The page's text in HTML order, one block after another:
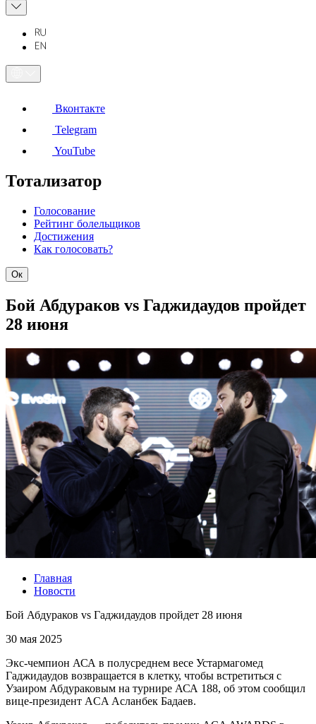
Вконтакте
Telegram
YouTube
Тотализатор
Голосование
Рейтинг болельщиков
Достижения
Как голосовать?
Ок
Бой Абдураков vs Гаджидаудов пройдет
28 июня
Главная
Новости
Бой Абдураков vs Гаджидаудов пройдет 28 июня
30 мая 2025
Экс-чемпион АСА в полусреднем весе Устармагомед
Гаджидаудов возвращается в клетку, чтобы встретиться с
Узаиром Абдураковым на турнире АСА 188, об этом сообщил
вице-президент ACA Асланбек Бадаев.